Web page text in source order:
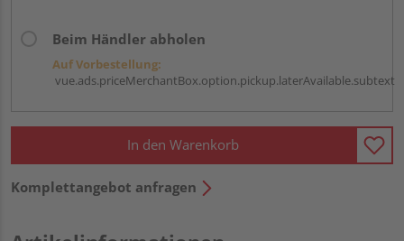
Beim Händler abholen
Auf Vorbestellung:
vue.ads.priceMerchantBox.option.pickup.laterAvailable.subtext
In den Warenkorb
Komplettangebot anfragen